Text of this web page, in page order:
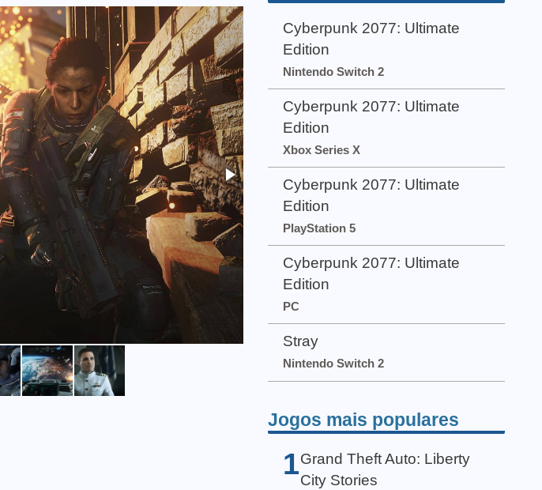
Cyberpunk 2077: Ultimate
Edition
Nintendo Switch 2
Cyberpunk 2077: Ultimate
Edition
Xbox Series X
Cyberpunk 2077: Ultimate
Edition
PlayStation 5
Cyberpunk 2077: Ultimate
Edition
PC
Stray
Nintendo Switch 2
Jogos mais populares
1 Grand Theft Auto: Liberty
City Stories